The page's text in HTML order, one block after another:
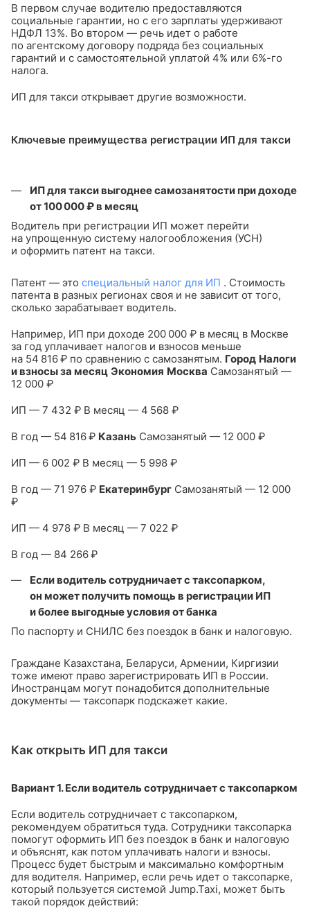
В первом случае водителю предоставляются
социальные гарантии, но с его зарплаты удерживают
НДФЛ 13%. Во втором — речь идет о работе
по агентскому договору подряда без социальных
гарантий и с самостоятельной уплатой 4% или 6%-го
налога.
ИП для такси открывает другие возможности.
Ключевые преимущества регистрации ИП для такси
ИП для такси выгоднее самозанятости при доходе
от 100 000 ₽ в месяц
Водитель при регистрации ИП может перейти
на упрощенную систему налогообложения (УСН)
и оформить патент на такси.
Патент — это специальный налог для ИП . Стоимость
патента в разных регионах своя и не зависит от того,
сколько зарабатывает водитель.
Например, ИП при доходе 200 000 ₽ в месяц в Москве
за год уплачивает налогов и взносов меньше
на 54 816 ₽ по сравнению с самозанятым. Город Налоги
и взносы за месяц Экономия Москва Самозанятый —
12 000 ₽
ИП — 7 432 ₽ В месяц — 4 568 ₽
В год — 54 816 ₽ Казань Самозанятый — 12 000 ₽
ИП — 6 002 ₽ В месяц — 5 998 ₽
В год — 71 976 ₽ Екатеринбург Самозанятый — 12 000
₽
ИП — 4 978 ₽ В месяц — 7 022 ₽
В год — 84 266 ₽
Если водитель сотрудничает с таксопарком,
он может получить помощь в регистрации ИП
и более выгодные условия от банка
По паспорту и СНИЛС без поездок в банк и налоговую.
Граждане Казахстана, Беларуси, Армении, Киргизии
тоже имеют право зарегистрировать ИП в России.
Иностранцам могут понадобится дополнительные
документы — таксопарк подскажет какие.
Как открыть ИП для такси
Вариант 1. Если водитель сотрудничает с таксопарком
Если водитель сотрудничает с таксопарком,
рекомендуем обратиться туда. Сотрудники таксопарка
помогут оформить ИП без поездок в банк и налоговую
и объяснят, как потом уплачивать налоги и взносы.
Процесс будет быстрым и максимально комфортным
для водителя. Например, если речь идет о таксопарке,
который пользуется системой Jump.Taxi, может быть
такой порядок действий: